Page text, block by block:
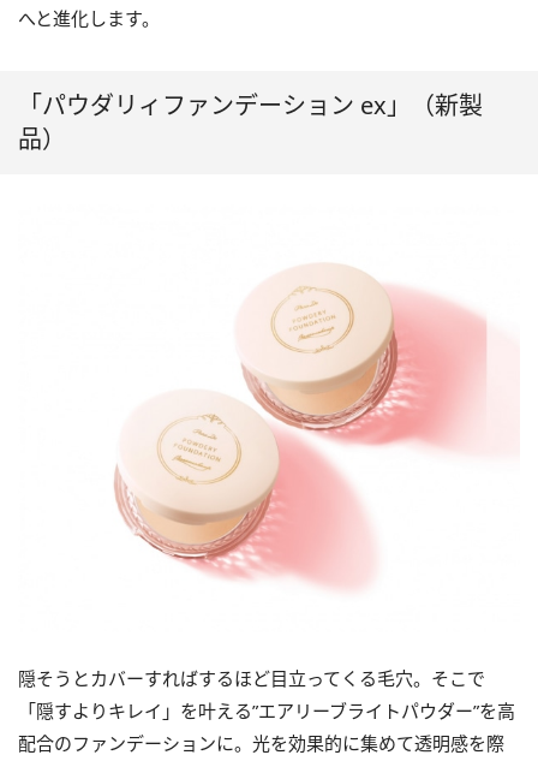
へと進化します。
「パウダリィファンデーション ex」（新製
品）
隠そうとカバーすればするほど目立ってくる毛穴。そこで
「隠すよりキレイ」を叶える”エアリーブライトパウダー”を高
配合のファンデーションに。光を効果的に集めて透明感を際